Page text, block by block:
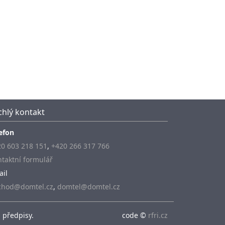
kontakt
603 218 151 , +420 266 317 766
formulář
, domtel@domtel.cz
předpisy. code © rfri.cz